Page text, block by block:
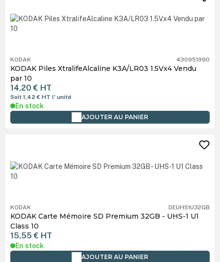
KODAK 430951990
KODAK Piles XtralifeAlcaline K3A/LR03 1.5Vx4 Vendu
par 10
14,20 € HT
Soit 1,42 €HTl' unité
En stock
AJOUTER AU PANIER
KODAK DEUHS1U32GB
KODAK Carte Mémoire SD Premium 32GB - UHS-1 U1
Class 10
15,55 € HT
En stock
AJOUTER AU PANIER